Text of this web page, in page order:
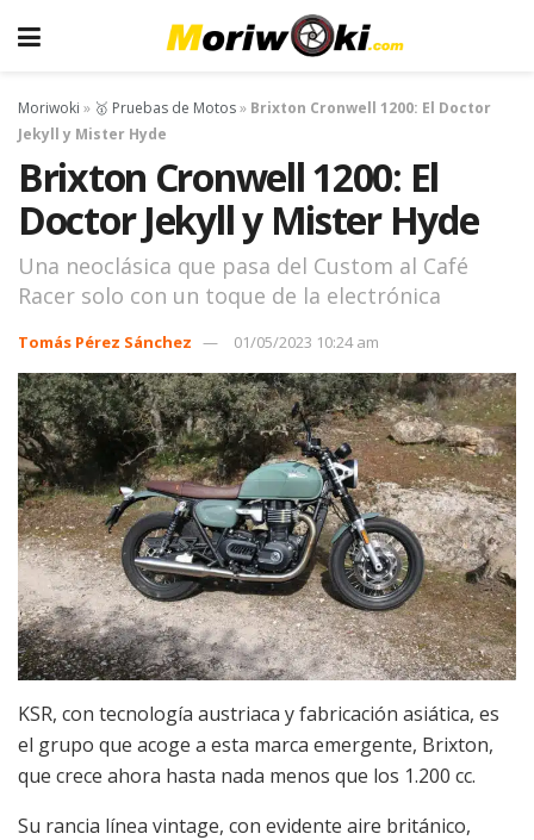
Moriwoki » 🥇 Pruebas de Motos» Brixton Cronwell 1200: El Doctor
Jekyll y Mister Hyde
Brixton Cronwell 1200: El
Doctor Jekyll y Mister Hyde
Una neoclásica que pasa del Custom al Café
Racer solo con un toque de la electrónica
Tomás Pérez Sánchez 01/05/2023 10:24 am
KSR, con tecnología austriaca y fabricación asiática, es
el grupo que acoge a esta marca emergente, Brixton,
que crece ahora hasta nada menos que los 1.200 cc.
Su rancia línea vintage, con evidente aire británico,